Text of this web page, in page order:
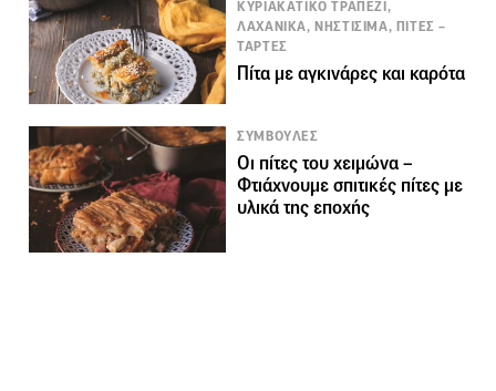
ΚΥΡΙΑΚΑΤΙΚΟ ΤΡΑΠΕΖΙ,
ΛΑΧΑΝΙΚΑ, ΝΗΣΤΙΣΙΜΑ, ΠΙΤΕΣ –
ΤΑΡΤΕΣ
Πίτα με αγκινάρες και καρότα
ΣΥΜΒΟΥΛΕΣ
Οι πίτες του χειμώνα –
Φτιάχνουμε σπιτικές πίτες με
υλικά της εποχής